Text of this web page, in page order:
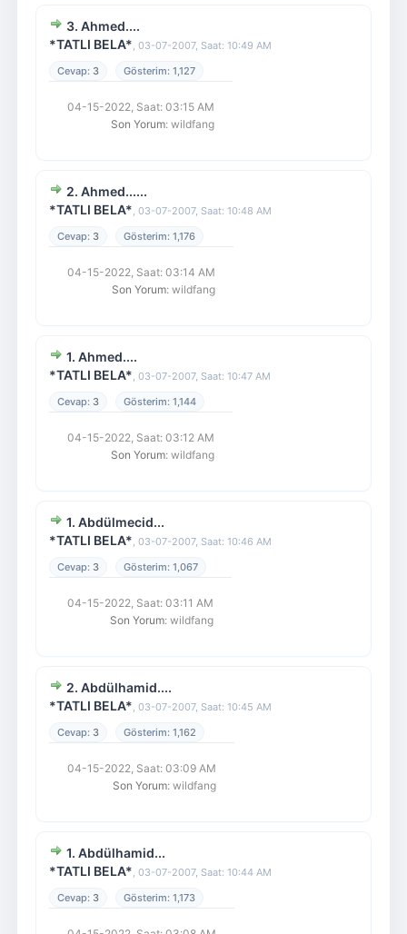
3. Ahmed....
*TATLI BELA*, 03-07-2007, Saat: 10:49 AM
3
1,127
04-15-2022, Saat: 03:15 AM
Son Yorum: wildfang
2. Ahmed......
*TATLI BELA*, 03-07-2007, Saat: 10:48 AM
3
1,176
04-15-2022, Saat: 03:14 AM
Son Yorum: wildfang
1. Ahmed....
*TATLI BELA*, 03-07-2007, Saat: 10:47 AM
3
1,144
04-15-2022, Saat: 03:12 AM
Son Yorum: wildfang
1. Abdülmecid...
*TATLI BELA*, 03-07-2007, Saat: 10:46 AM
3
1,067
04-15-2022, Saat: 03:11 AM
Son Yorum: wildfang
2. Abdülhamid....
*TATLI BELA*, 03-07-2007, Saat: 10:45 AM
3
1,162
04-15-2022, Saat: 03:09 AM
Son Yorum: wildfang
1. Abdülhamid...
*TATLI BELA*, 03-07-2007, Saat: 10:44 AM
3
1,173